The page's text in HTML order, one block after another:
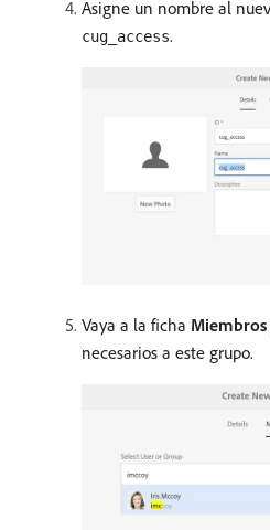
Asigne un nombre al
cug_access.
Vaya a la ficha Miembros
necesarios a este grupo.